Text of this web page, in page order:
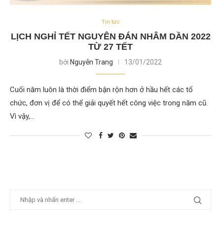
Tin tức
LỊCH NGHỈ TẾT NGUYÊN ĐÁN NHÂM DẦN 2022
TỪ 27 TẾT
bởi Nguyễn Trang 13/01/2022
Cuối năm luôn là thời điểm bận rộn hơn ở hầu hết các tổ
chức, đơn vị để có thể giải quyết hết công việc trong năm cũ.
Vì vậy,…